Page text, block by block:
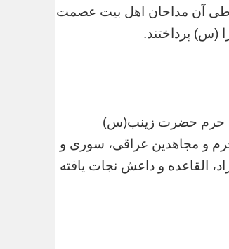
طی آن مداحان اهل بیت عصمت
(س) پرداختند.
حرم حضرت زینب(س)
و مجاهدین عراقی، سوری و
ساله گروه‌های ارتش آزاد، القاعده و داعش نجات یافته